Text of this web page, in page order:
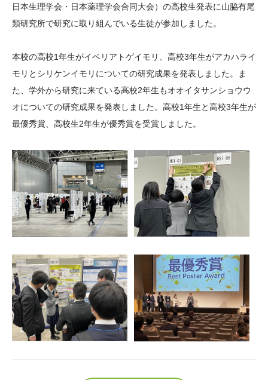
年報一覧 中谷財団レポート
ム
次世代理系人材育成プ
ログラム助成
アクセス よくあるご質問
日本語 English マイページ
日本生理学会・日本薬理学会合同大会）の高校生発表に山脇有尾
類研究所で研究に取り組んでいる生徒が参加しました。
本校の高校1年生がイベリアトゲイモリ、高校3年生がアカハライ
モリとシリケンイモリについての研究成果を発表しました。ま
た、学外から研究に来ている高校2年生もオオイタサンショウウ
オについての研究成果を発表しました。高校1年生と高校3年生が
最優秀賞、高校生2年生が優秀賞を受賞しました。